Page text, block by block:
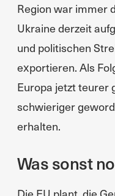
Region war immer
Ukraine derzeit
und politischen
exportieren. Als
Europa jetzt teurer
schwieriger
erhalten.
Was sonst